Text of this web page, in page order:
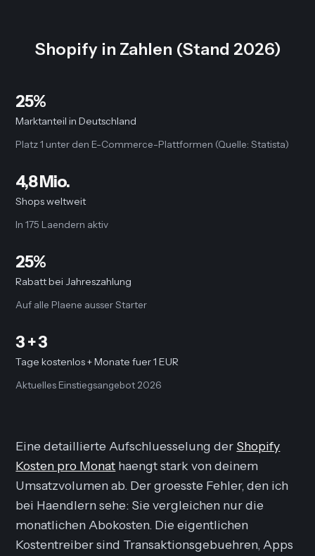
Shopify in Zahlen (Stand 2026)
25%
Marktanteil in Deutschland
Platz 1 unter den E-Commerce-Plattformen (Quelle: Statista)
4,8 Mio.
Shops weltweit
In 175 Laendern aktiv
25%
Rabatt bei Jahreszahlung
Auf alle Plaene ausser Starter
3 + 3
Tage kostenlos + Monate fuer 1 EUR
Aktuelles Einstiegsangebot 2026
Eine detaillierte Aufschluesselung der Shopify
Kosten pro Monat haengt stark von deinem
Umsatzvolumen ab. Der groesste Fehler, den ich
bei Haendlern sehe: Sie vergleichen nur die
monatlichen Abokosten. Die eigentlichen
Kostentreiber sind Transaktionsgebuehren, Apps